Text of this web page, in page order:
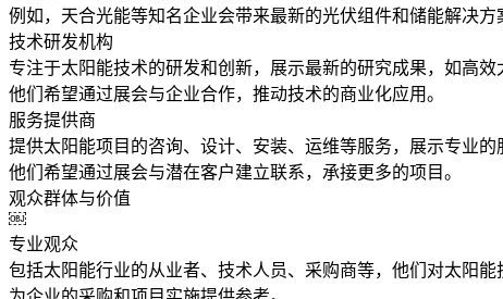
例如，天合光能等知名企业会带来最新的光伏组件和储能解决方
技术研发机构
专注于太阳能技术的研发和创新，展示最新的研究成果，如高效
他们希望通过展会与企业合作，推动技术的商业化应用。
服务提供商
提供太阳能项目的咨询、设计、安装、运维等服务，展示专业的
他们希望通过展会与潜在客户建立联系，承接更多的项目。
观众群体与价值
￼
专业观众
包括太阳能行业的从业者、技术人员、采购商等，他们对太阳